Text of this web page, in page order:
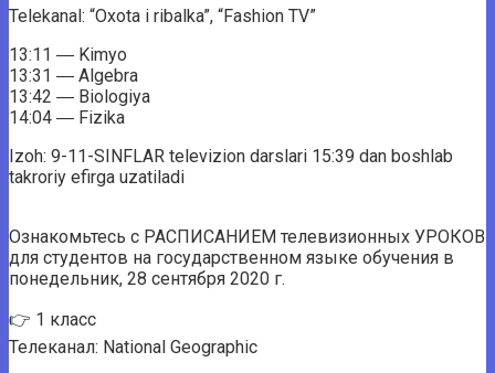
Telekanal: “Oxota i ribalka”, “Fashion TV”
13:11 ― Kimyo
13:31 ― Algebra
13:42 ― Biologiya
14:04 ― Fizika
Izoh: 9-11-SINFLAR televizion darslari 15:39 dan boshlab
takroriy efirga uzatiladi
Ознакомьтесь с РАСПИСАНИЕМ телевизионных УРОКОВ
для студентов на государственном языке обучения в
понедельник, 28 сентября 2020 г.
👉 1 класс
Телеканал: National Geographic